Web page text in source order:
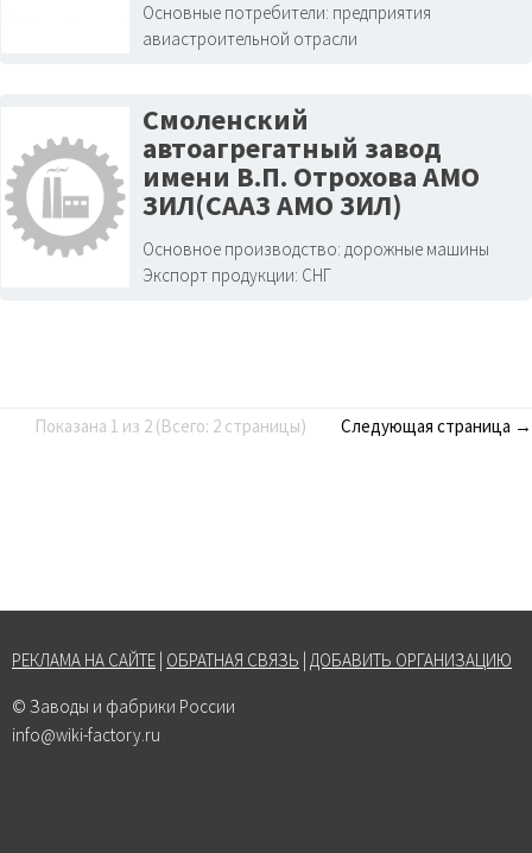
Основные потребители: предприятия
авиастроительной отрасли
Смоленский
автоагрегатный завод
имени В.П. Отрохова АМО
ЗИЛ(СААЗ АМО ЗИЛ)
Основное производство: дорожные машины
Экспорт продукции: СНГ
Показана 1 из 2 (Всего: 2 страницы) Следующая страница →
РЕКЛАМА НА САЙТЕ ОБРАТНАЯ СВЯЗЬ ДОБАВИТЬ ОРГАНИЗАЦИЮ
© Заводы и фабрики России
info@wiki-factory.ru